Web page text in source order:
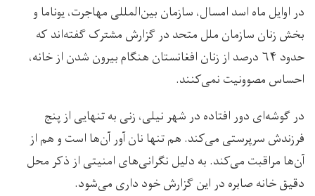
در اوایل ماه اسد امسال، سازمان بین‌المللی مهاجرت، یوناما و
بخش زنان سازمان ملل متحد در گزارش مشترک گفته‌اند که
حدود ۶۴ درصد از زنان افغانستان هنگام بیرون شدن از خانه،
احساس مصوونیت نمی‌کنند.
در گوشه‌ای دور افتاده‌ در شهر نیلی، زنی به تنهایی از پنج
فرزندش سرپرستی می‌کند. هم تنها نان آور آن‌ها است و هم از
آن‌ها مراقبت می‌کند. به دلیل نگرانی‌های امنیتی از ذکر محل
دقیق خانه صابره در این گزارش خود داری می‌شود.